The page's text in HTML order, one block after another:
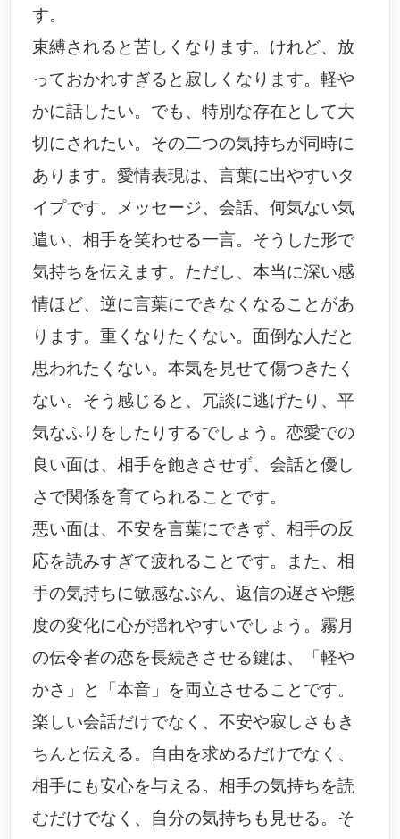
す。
束縛されると苦しくなります。けれど、放
っておかれすぎると寂しくなります。軽や
かに話したい。でも、特別な存在として大
切にされたい。その二つの気持ちが同時に
あります。愛情表現は、言葉に出やすいタ
イプです。メッセージ、会話、何気ない気
遣い、相手を笑わせる一言。そうした形で
気持ちを伝えます。ただし、本当に深い感
情ほど、逆に言葉にできなくなることがあ
ります。重くなりたくない。面倒な人だと
思われたくない。本気を見せて傷つきたく
ない。そう感じると、冗談に逃げたり、平
気なふりをしたりするでしょう。恋愛での
良い面は、相手を飽きさせず、会話と優し
さで関係を育てられることです。
悪い面は、不安を言葉にできず、相手の反
応を読みすぎて疲れることです。また、相
手の気持ちに敏感なぶん、返信の遅さや態
度の変化に心が揺れやすいでしょう。霧月
の伝令者の恋を長続きさせる鍵は、「軽や
かさ」と「本音」を両立させることです。
楽しい会話だけでなく、不安や寂しさもき
ちんと伝える。自由を求めるだけでなく、
相手にも安心を与える。相手の気持ちを読
むだけでなく、自分の気持ちも見せる。そ